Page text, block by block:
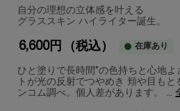
自分の理想の立体感を叶える
グラススキン ハイライター誕生。
6,600円 （税込） 在庫あり
ひと塗りで長時間*の色持ちと心地
トが光の反射でつやめき 頬や目も
ンコム調べ。個人差があります。 ...